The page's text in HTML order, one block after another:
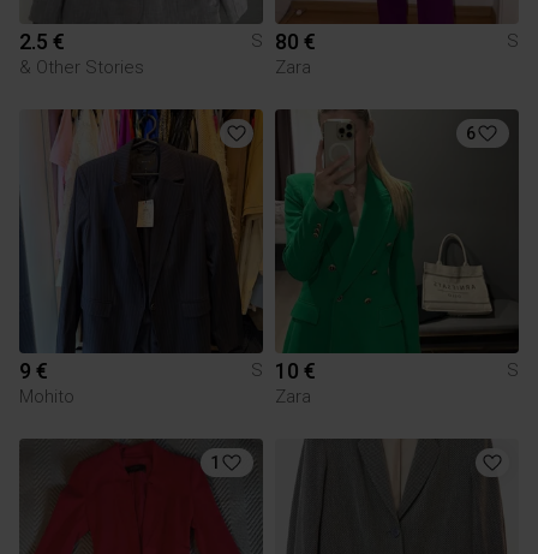
2.5 €
S
& Other Stories
80 €
S
Zara
9 €
S
Mohito
6
10 €
S
Zara
1